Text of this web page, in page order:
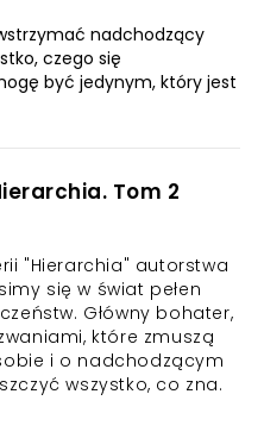
nadchodzący
czego się
być jedynym, który jest
Tom 2
"Hierarchia" autorstwa
się w świat pełen
Główny bohater,
które zmuszą
i o nadchodzącym
wszystko, co zna.